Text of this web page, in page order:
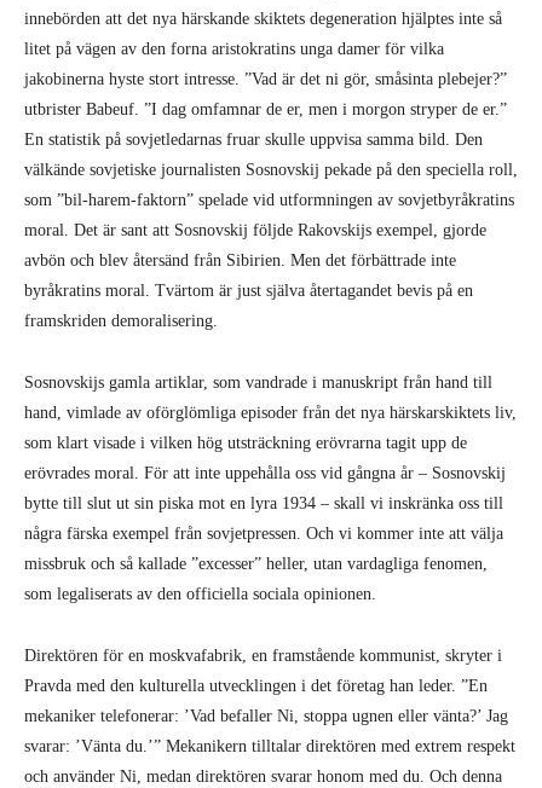
innebörden att det nya härskande skiktets degeneration hjälptes inte så
litet på vägen av den forna aristokratins unga damer för vilka
jakobinerna hyste stort intresse. ”Vad är det ni gör, småsinta plebejer?”
utbrister Babeuf. ”I dag omfamnar de er, men i morgon stryper de er.”
En statistik på sovjetledarnas fruar skulle uppvisa samma bild. Den
välkände sovjetiske journalisten Sosnovskij pekade på den speciella roll,
som ”bil-harem-faktorn” spelade vid utformningen av sovjetbyråkratins
moral. Det är sant att Sosnovskij följde Rakovskijs exempel, gjorde
avbön och blev återsänd från Sibirien. Men det förbättrade inte
byråkratins moral. Tvärtom är just själva återtagandet bevis på en
framskriden demoralisering.
Sosnovskijs gamla artiklar, som vandrade i manuskript från hand till
hand, vimlade av oförglömliga episoder från det nya härskarskiktets liv,
som klart visade i vilken hög utsträckning erövrarna tagit upp de
erövrades moral. För att inte uppehålla oss vid gångna år – Sosnovskij
bytte till slut ut sin piska mot en lyra 1934 – skall vi inskränka oss till
några färska exempel från sovjetpressen. Och vi kommer inte att välja
missbruk och så kallade ”excesser” heller, utan vardagliga fenomen,
som legaliserats av den officiella sociala opinionen.
Direktören för en moskvafabrik, en framstående kommunist, skryter i
Pravda med den kulturella utvecklingen i det företag han leder. ”En
mekaniker telefonerar: ’Vad befaller Ni, stoppa ugnen eller vänta?’ Jag
svarar: ’Vänta du.’” Mekanikern tilltalar direktören med extrem respekt
och använder Ni, medan direktören svarar honom med du. Och denna